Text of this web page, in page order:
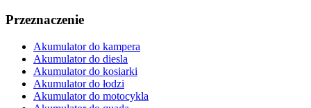
Przeznaczenie
Akumulator do kampera
Akumulator do diesla
Akumulator do kosiarki
Akumulator do łodzi
Akumulator do motocykla